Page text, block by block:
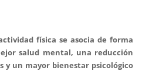
física se asocia de forma
salud mental, una reducción
y un mayor bienestar psicológico